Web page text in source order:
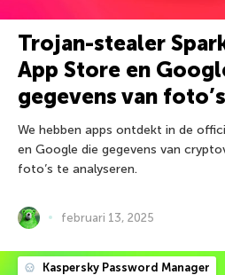
Trojan-stealer
App Store en
gegevens van foto’s
We hebben apps ontdekt in de
en Google die gegevens van
foto’s te analyseren.
februari 13, 2025
Kaspersky Password Manager